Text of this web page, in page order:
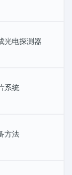
光电探测器
系统
方法